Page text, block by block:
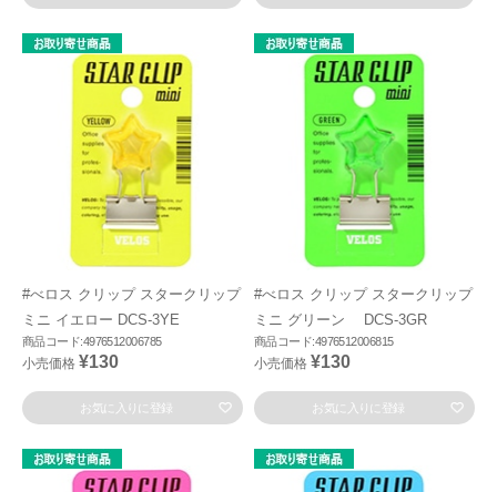
#べロス クリップ スタークリップ
ミニ イエロー DCS-3YE
商品コード:4976512006785
小売価格 ¥130
お気に入りに登録
#べロス クリップ スタークリップ
ミニ グリーン DCS-3GR
商品コード:4976512006815
小売価格 ¥130
お気に入りに登録